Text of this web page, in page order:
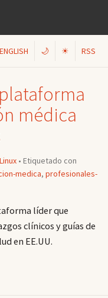
ENGLISH 🌙 ☀ RSS
médica
Linux• Etiquetado con
medica, profesionales-
líder que
clínicos y guías de
en EE.UU.